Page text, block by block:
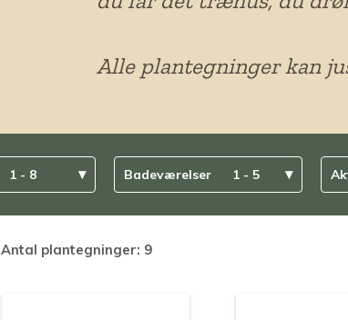
Alle plantegninger kan
1 - 8 ▾ Badeværelser 1 - 5 ▾
Antal plantegninger: 9